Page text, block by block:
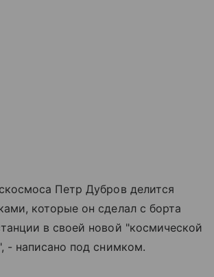
Петр Дубров делится
которые он сделал с борта
в своей новой "космической
- написано под снимком.